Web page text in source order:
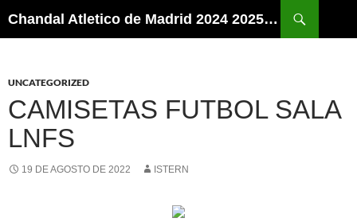
Chandal Atletico de Madrid 2024 2025 | SuperVigo
UNCATEGORIZED
CAMISETAS FUTBOL SALA
LNFS
19 DE AGOSTO DE 2022 ISTERN